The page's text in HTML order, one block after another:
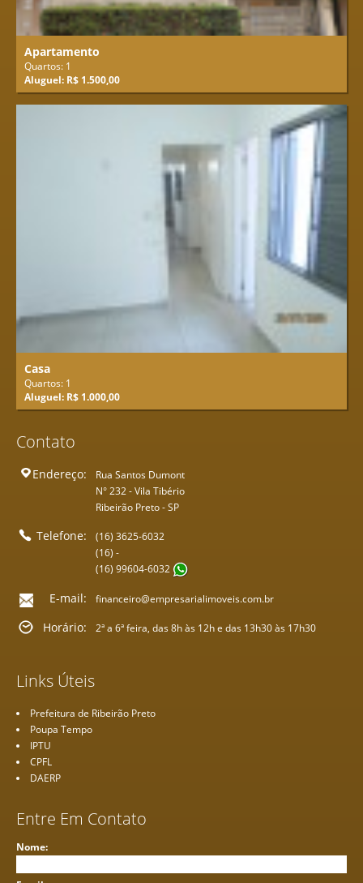
Apartamento
Quartos: 1
Aluguel: R$ 1.500,00
Casa
Quartos: 1
Aluguel: R$ 1.000,00
Contato
Endereço:
Rua Santos Dumont
N° 232 - Vila Tibério
Ribeirão Preto - SP
Telefone:
(16) 3625-6032
(16) -
(16) 99604-6032
E-mail: financeiro@empresarialimoveis.com.br
Horário: 2ª a 6ª feira, das 8h às 12h e das 13h30 às 17h30
Links Úteis
Prefeitura de Ribeirão Preto
Poupa Tempo
IPTU
CPFL
DAERP
Entre Em Contato
Nome: